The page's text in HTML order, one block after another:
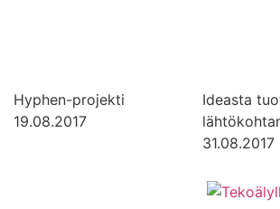
Hyphen-projekti
19.08.2017
Ideasta
31.08.2017